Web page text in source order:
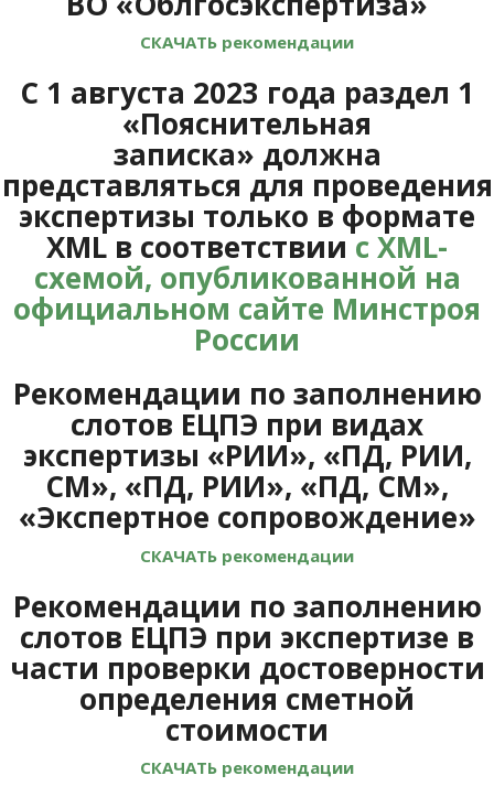
СКАЧАТЬ рекомендации
С 1 августа 2023 года раздел 1
«Пояснительная
записка» должна
представляться для проведения
экспертизы только в формате
XML в соответствиис XML-
схемой, опубликованной на
официальном сайте Минстроя
России
Рекомендации по заполнению
слотов ЕЦПЭ при видах
экспертизы «РИИ», «ПД, РИИ,
СМ», «ПД, РИИ», «ПД, СМ»,
«Экспертное сопровождение»
СКАЧАТЬ рекомендации
Рекомендации по заполнению
слотов ЕЦПЭ при экспертизе в
части проверки достоверности
определения сметной
стоимости
СКАЧАТЬ рекомендации